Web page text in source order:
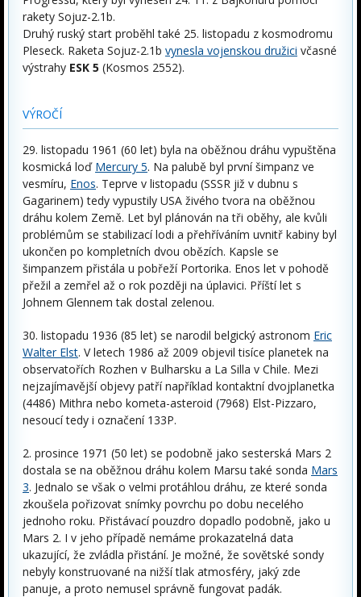
rakety Sojuz-2.1b.
Druhý ruský start proběhl také 25. listopadu z kosmodromu
Pleseck. Raketa Sojuz-2.1b vynesla vojenskou družici včasné
výstrahy ESK 5 (Kosmos 2552).
VÝROČÍ
29. listopadu 1961 (60 let) byla na oběžnou dráhu vypuštěna
kosmická loď Mercury 5. Na palubě byl první šimpanz ve
vesmíru, Enos. Teprve v listopadu (SSSR již v dubnu s
Gagarinem) tedy vypustily USA živého tvora na oběžnou
dráhu kolem Země. Let byl plánován na tři oběhy, ale kvůli
problémům se stabilizací lodi a přehříváním uvnitř kabiny byl
ukončen po kompletních dvou obězích. Kapsle se
šimpanzem přistála u pobřeží Portorika. Enos let v pohodě
přežil a zemřel až o rok později na úplavici. Příští let s
Johnem Glennem tak dostal zelenou.
30. listopadu 1936 (85 let) se narodil belgický astronom Eric
Walter Elst. V letech 1986 až 2009 objevil tisíce planetek na
observatořích Rozhen v Bulharsku a La Silla v Chile. Mezi
nejzajímavější objevy patří například kontaktní dvojplanetka
(4486) Mithra nebo kometa-asteroid (7968) Elst-Pizzaro,
nesoucí tedy i označení 133P.
2. prosince 1971 (50 let) se podobně jako sesterská Mars 2
dostala se na oběžnou dráhu kolem Marsu také sonda Mars
3. Jednalo se však o velmi protáhlou dráhu, ze které sonda
zkoušela pořizovat snímky povrchu po dobu necelého
jednoho roku. Přistávací pouzdro dopadlo podobně, jako u
Mars 2. I v jeho případě nemáme prokazatelná data
ukazující, že zvládla přistání. Je možné, že sovětské sondy
nebyly konstruované na nižší tlak atmosféry, jaký zde
panuje, a proto nemusel správně fungovat padák.